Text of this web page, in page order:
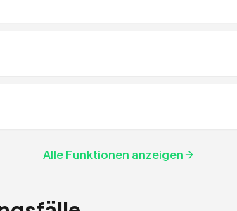
Alle Funktionen anzeigen